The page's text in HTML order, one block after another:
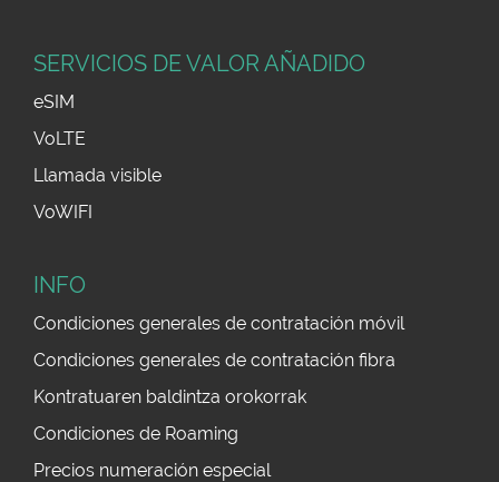
SERVICIOS DE VALOR AÑADIDO
eSIM
VoLTE
Llamada visible
VoWIFI
INFO
Condiciones generales de contratación móvil
Condiciones generales de contratación fibra
Kontratuaren baldintza orokorrak
Condiciones de Roaming
Precios numeración especial